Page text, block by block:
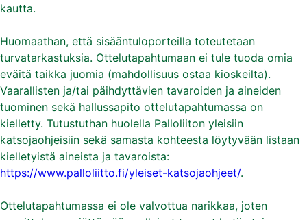
kautta.
Huomaathan, että sisääntuloporteilla toteutetaan
turvatarkastuksia. Ottelutapahtumaan ei tule tuoda omia
eväitä taikka juomia (mahdollisuus ostaa kioskeilta).
Vaarallisten ja/tai päihdyttävien tavaroiden ja aineiden
tuominen sekä hallussapito ottelutapahtumassa on
kielletty. Tutustuthan huolella Palloliiton yleisiin
katsojaohjeisiin sekä samasta kohteesta löytyvään listaan
kielletyistä aineista ja tavaroista:
https://www.palloliitto.fi/yleiset-katsojaohjeet/.
Ottelutapahtumassa ei ole valvottua narikkaa, joten